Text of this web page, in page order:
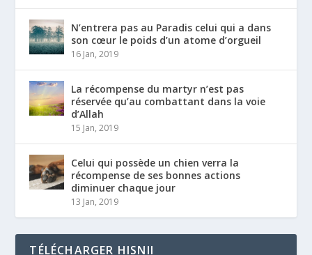
N’entrera pas au Paradis celui qui a dans
son cœur le poids d’un atome d’orgueil
16 Jan, 2019
La récompense du martyr n’est pas
réservée qu’au combattant dans la voie
d’Allah
15 Jan, 2019
Celui qui possède un chien verra la
récompense de ses bonnes actions
diminuer chaque jour
13 Jan, 2019
TÉLÉCHARGER HISNII